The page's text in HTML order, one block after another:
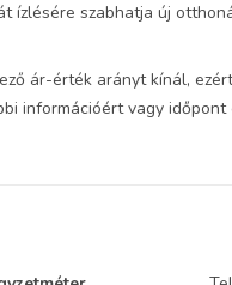
ízlésére szabhatja új
ár-érték arányt kínál,
információért vagy időpont